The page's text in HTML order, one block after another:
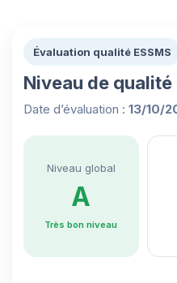
Évaluation qualité ESSMS
Niveau de
Date d’évaluation : 13/10/
Niveau global
A
Très bon niveau